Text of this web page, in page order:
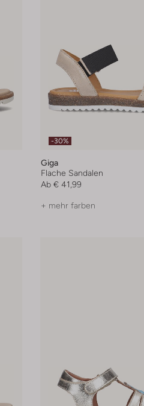
-30%
Giga
Flache Sandalen
Ab € 41,99
+ mehr farben